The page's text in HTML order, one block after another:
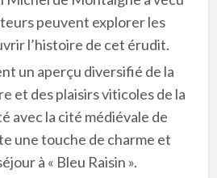
peuvent explorer les
l’histoire de cet érudit.
un aperçu diversifié de la
et des plaisirs viticoles de la
avec la cité médiévale de
une touche de charme et
à « Bleu Raisin ».